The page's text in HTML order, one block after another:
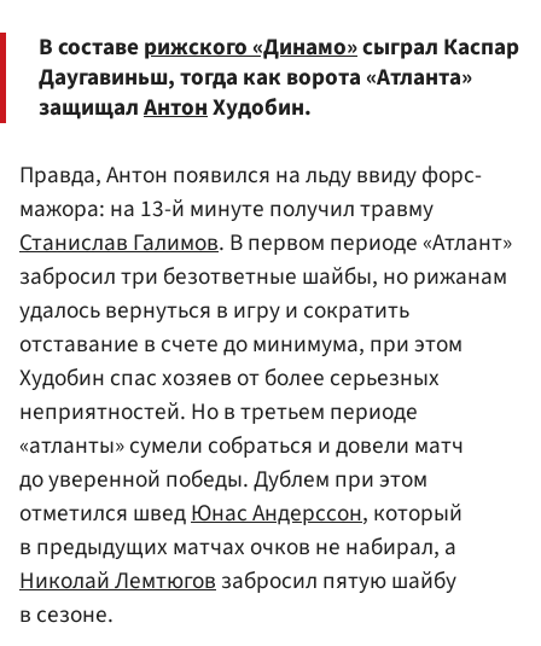
В составерижского «Динамо»сыграл Каспар
Даугавиньш, тогда как ворота «Атланта»
защищалАнтонХудобин.
Правда, Антон появился на льду ввиду форс-
мажора: на 13-й минуте получил травму
Станислав Галимов. В первом периоде «Атлант»
забросил три безответные шайбы, но рижанам
удалось вернуться в игру и сократить
отставание в счете до минимума, при этом
Худобин спас хозяев от более серьезных
неприятностей. Но в третьем периоде
«атланты» сумели собраться и довели матч
до уверенной победы. Дублем при этом
отметился шведЮнас Андерссон, который
в предыдущих матчах очков не набирал, а
Николай Лемтюговзабросил пятую шайбу
в сезоне.